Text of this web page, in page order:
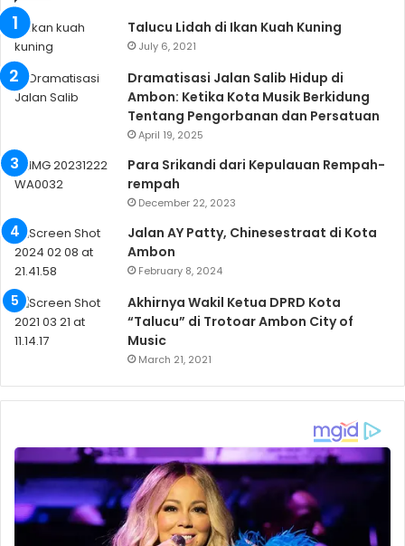
Talucu Lidah di Ikan Kuah Kuning
July 6, 2021
Dramatisasi Jalan Salib Hidup di
Ambon: Ketika Kota Musik Berkidung
Tentang Pengorbanan dan Persatuan
April 19, 2025
Para Srikandi dari Kepulauan Rempah-
rempah
December 22, 2023
Jalan AY Patty, Chinesestraat di Kota
Ambon
February 8, 2024
Akhirnya Wakil Ketua DPRD Kota
“Talucu” di Trotoar Ambon City of
Music
March 21, 2021